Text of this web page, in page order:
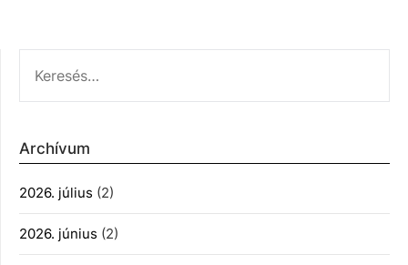
Archívum
2026. július (2)
2026. június (2)